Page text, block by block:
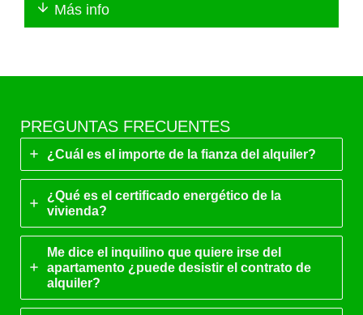
Más info
PREGUNTAS FRECUENTES
¿Cuál es el importe de la fianza del alquiler?
¿Qué es el certificado energético de la
vivienda?
Me dice el inquilino que quiere irse del
apartamento ¿puede desistir el contrato de
alquiler?